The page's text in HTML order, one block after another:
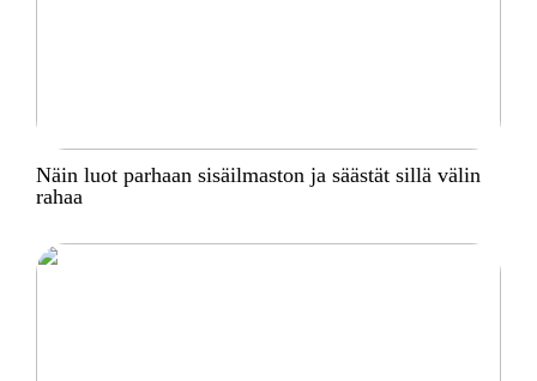
Näin luot parhaan sisäilmaston ja säästät sillä välin
rahaa